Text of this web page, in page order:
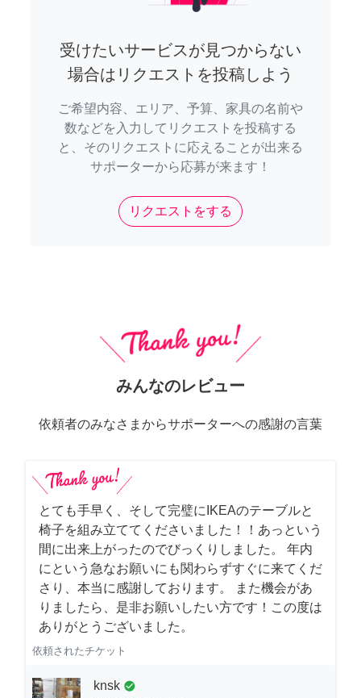
受けたいサービスが見つからない
場合はリクエストを投稿しよう
ご希望内容、エリア、予算、家具の名前や
数などを入力してリクエストを投稿する
と、そのリクエストに応えることが出来る
サポーターから応募が来ます！
リクエストをする
みんなのレビュー
依頼者のみなさまからサポーターへの感謝の言葉
とても手早く、そして完璧にIKEAのテーブルと
椅子を組み立ててくださいました！！あっという
間に出来上がったのでびっくりしました。 年内
にという急なお願いにも関わらずすぐに来てくだ
さり、本当に感謝しております。 また機会があ
りましたら、是非お願いしたい方です！この度は
ありがとうございました。
依頼されたチケット
knsk check_circle